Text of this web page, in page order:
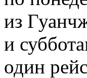
из
и
один